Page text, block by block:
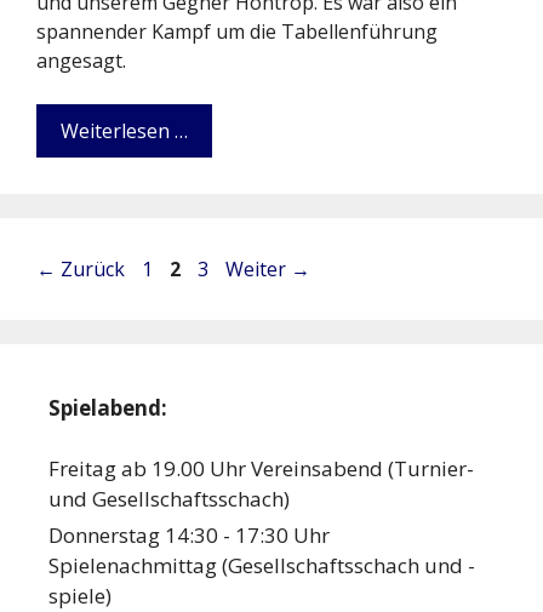
spannender Kampf um die Tabellenführung
angesagt.
Weiterlesen …
← Zurück Seite
1 Seite
2 Seite
3 Weiter →
Spielabend:
Freitag ab 19.00 Uhr Vereinsabend (Turnier-
und Gesellschaftsschach)
Donnerstag 14:30 - 17:30 Uhr
Spielenachmittag (Gesellschaftsschach und -
spiele)